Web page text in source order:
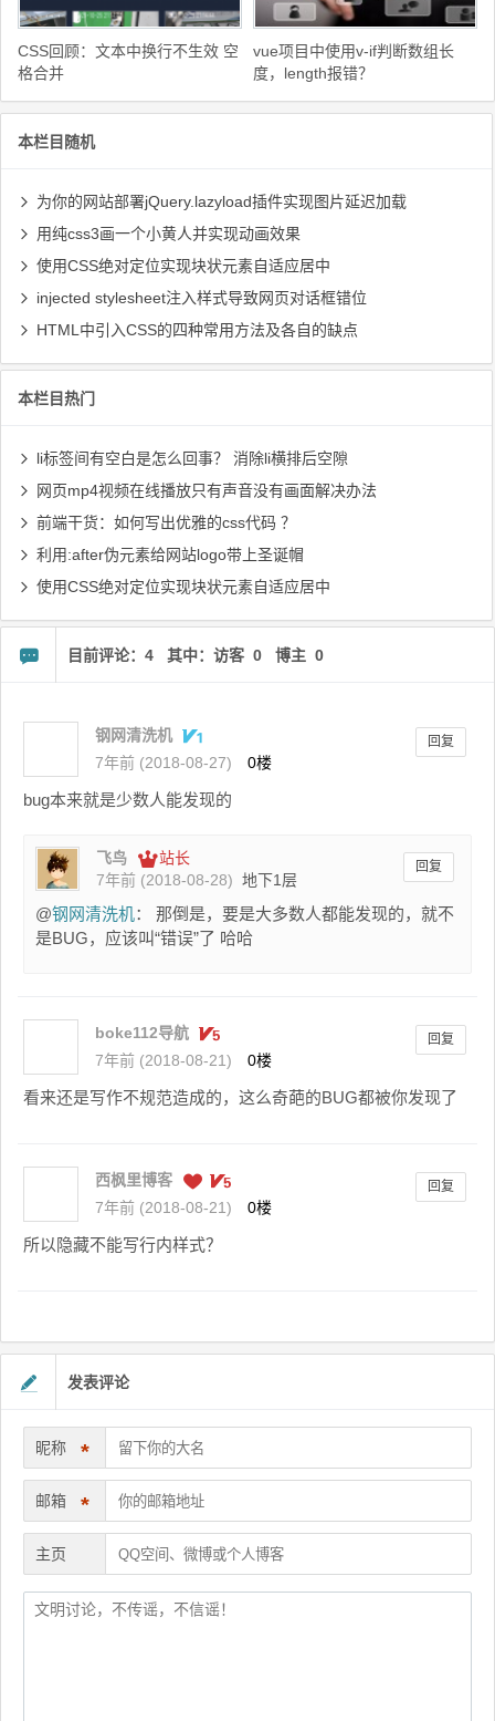
CSS回顾：文本中换行不生效 空
格合并
vue项目中使用v-if判断数组长
度，length报错？
本栏目随机
为你的网站部署jQuery.lazyload插件实现图片延迟加载
用纯css3画一个小黄人并实现动画效果
使用CSS绝对定位实现块状元素自适应居中
injected stylesheet注入样式导致网页对话框错位
HTML中引入CSS的四种常用方法及各自的缺点
本栏目热门
li标签间有空白是怎么回事？ 消除li横排后空隙
网页mp4视频在线播放只有声音没有画面解决办法
前端干货：如何写出优雅的css代码 ？
利用:after伪元素给网站logo带上圣诞帽
使用CSS绝对定位实现块状元素自适应居中
目前评论：4 其中：访客 0 博主 0
钢网清洗机
7年前 (2018-08-27)
0楼
回复
bug本来就是少数人能发现的
飞鸟
站长
7年前 (2018-08-28) 地下1层
回复
@钢网清洗机： 那倒是，要是大多数人都能发现的，就不
是BUG，应该叫“错误”了 哈哈
boke112导航
7年前 (2018-08-21)
0楼
回复
看来还是写作不规范造成的，这么奇葩的BUG都被你发现了
西枫里博客
7年前 (2018-08-21)
0楼
回复
所以隐藏不能写行内样式？
发表评论
昵称 *
邮箱 *
主页